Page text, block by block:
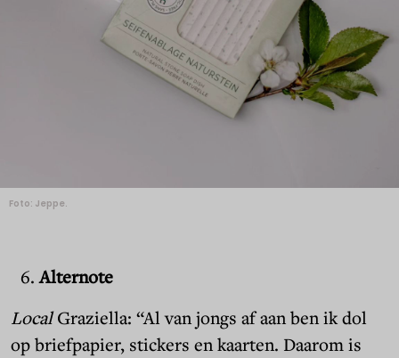
Foto: Jeppe.
Alternote
LocalGraziella: “Al van jongs af aan ben ik dol
op briefpapier, stickers en kaarten. Daarom is